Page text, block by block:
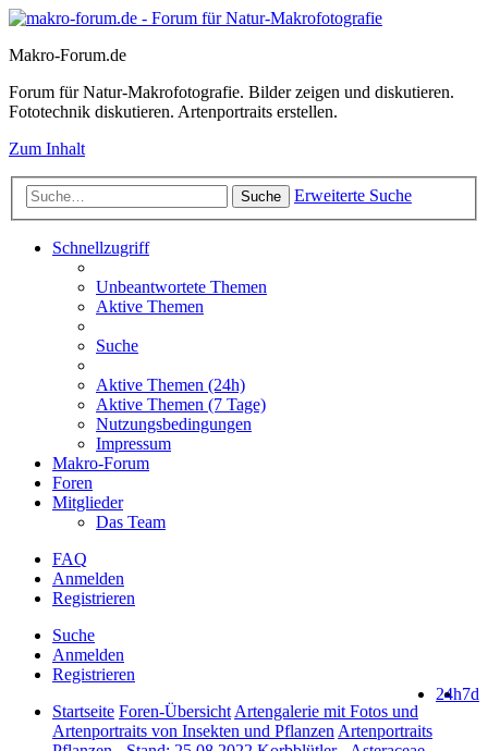
Makro-Forum.de
Forum für Natur-Makrofotografie. Bilder zeigen und diskutieren.
Fototechnik diskutieren. Artenportraits erstellen.
Zum Inhalt
Suche Erweiterte Suche
Schnellzugriff
Unbeantwortete Themen
Aktive Themen
Suche
Aktive Themen (24h)
Aktive Themen (7 Tage)
Nutzungsbedingungen
Impressum
Makro-Forum
Foren
Mitglieder
Das Team
FAQ
Anmelden
Registrieren
Suche
Anmelden
Registrieren
7d
24h
Startseite Foren-Übersicht Artengalerie mit Fotos und
Artenportraits von Insekten und Pflanzen Artenportraits